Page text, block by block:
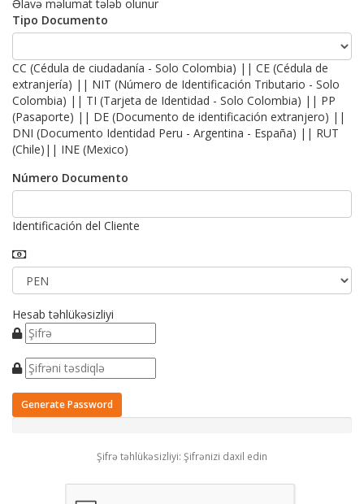
Əlavə məlumat tələb olunur
Tipo Documento
CC (Cédula de ciudadanía - Solo Colombia) || CE (Cédula de
extranjería) || NIT (Número de Identificación Tributario - Solo
Colombia) || TI (Tarjeta de Identidad - Solo Colombia) || PP
(Pasaporte) || DE (Documento de identificación extranjero) ||
DNI (Documento Identidad Peru - Argentina - España) || RUT
(Chile)|| INE (Mexico)
Número Documento
Identificación del Cliente
Hesab təhlükəsizliyi
Generate Password
Şifrə təhlükəsizliyi: Şifrənizi daxil edin